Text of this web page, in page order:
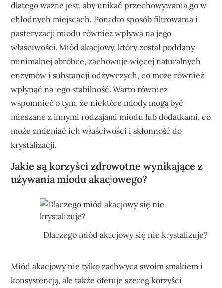
dlatego ważne jest, aby unikać przechowywania go w
chłodnych miejscach. Ponadto sposób filtrowania i
pasteryzacji miodu również wpływa na jego
właściwości. Miód akacjowy, który został poddany
minimalnej obróbce, zachowuje więcej naturalnych
enzymów i substancji odżywczych, co może również
wpłynąć na jego stabilność. Warto również
wspomnieć o tym, że niektóre miody mogą być
mieszane z innymi rodzajami miodu lub dodatkami, co
może zmieniać ich właściwości i skłonność do
krystalizacji.
Jakie są korzyści zdrowotne wynikające z
używania miodu akacjowego?
Dlaczego miód akacjowy się nie krystalizuje?
Miód akacjowy nie tylko zachwyca swoim smakiem i
konsystencją, ale także oferuje szereg korzyści